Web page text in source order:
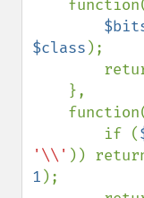
$class );
        if (
'\\' ))
1 );